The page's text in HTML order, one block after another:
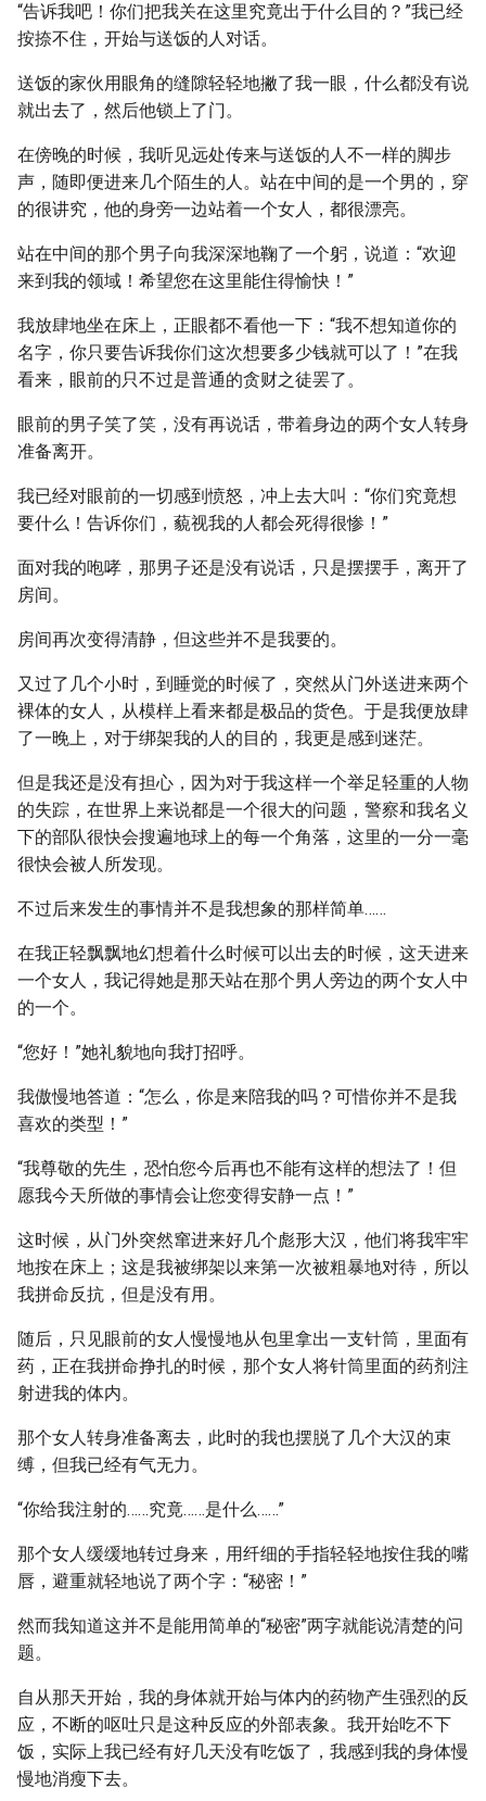
“告诉我吧！你们把我关在这里究竟出于什么目的？”我已经
按捺不住，开始与送饭的人对话。
送饭的家伙用眼角的缝隙轻轻地撇了我一眼，什么都没有说
就出去了，然后他锁上了门。
在傍晚的时候，我听见远处传来与送饭的人不一样的脚步
声，随即便进来几个陌生的人。站在中间的是一个男的，穿
的很讲究，他的身旁一边站着一个女人，都很漂亮。
站在中间的那个男子向我深深地鞠了一个躬，说道：“欢迎
来到我的领域！希望您在这里能住得愉快！”
我放肆地坐在床上，正眼都不看他一下：“我不想知道你的
名字，你只要告诉我你们这次想要多少钱就可以了！”在我
看来，眼前的只不过是普通的贪财之徒罢了。
眼前的男子笑了笑，没有再说话，带着身边的两个女人转身
准备离开。
我已经对眼前的一切感到愤怒，冲上去大叫：“你们究竟想
要什么！告诉你们，藐视我的人都会死得很惨！”
面对我的咆哮，那男子还是没有说话，只是摆摆手，离开了
房间。
房间再次变得清静，但这些并不是我要的。
又过了几个小时，到睡觉的时候了，突然从门外送进来两个
裸体的女人，从模样上看来都是极品的货色。于是我便放肆
了一晚上，对于绑架我的人的目的，我更是感到迷茫。
但是我还是没有担心，因为对于我这样一个举足轻重的人物
的失踪，在世界上来说都是一个很大的问题，警察和我名义
下的部队很快会搜遍地球上的每一个角落，这里的一分一毫
很快会被人所发现。
不过后来发生的事情并不是我想象的那样简单……
在我正轻飘飘地幻想着什么时候可以出去的时候，这天进来
一个女人，我记得她是那天站在那个男人旁边的两个女人中
的一个。
“您好！”她礼貌地向我打招呼。
我傲慢地答道：“怎么，你是来陪我的吗？可惜你并不是我
喜欢的类型！”
“我尊敬的先生，恐怕您今后再也不能有这样的想法了！但
愿我今天所做的事情会让您变得安静一点！”
这时候，从门外突然窜进来好几个彪形大汉，他们将我牢牢
地按在床上；这是我被绑架以来第一次被粗暴地对待，所以
我拼命反抗，但是没有用。
随后，只见眼前的女人慢慢地从包里拿出一支针筒，里面有
药，正在我拼命挣扎的时候，那个女人将针筒里面的药剂注
射进我的体内。
那个女人转身准备离去，此时的我也摆脱了几个大汉的束
缚，但我已经有气无力。
“你给我注射的……究竟……是什么……”
那个女人缓缓地转过身来，用纤细的手指轻轻地按住我的嘴
唇，避重就轻地说了两个字：“秘密！”
然而我知道这并不是能用简单的“秘密”两字就能说清楚的问
题。
自从那天开始，我的身体就开始与体内的药物产生强烈的反
应，不断的呕吐只是这种反应的外部表象。我开始吃不下
饭，实际上我已经有好几天没有吃饭了，我感到我的身体慢
慢地消瘦下去。